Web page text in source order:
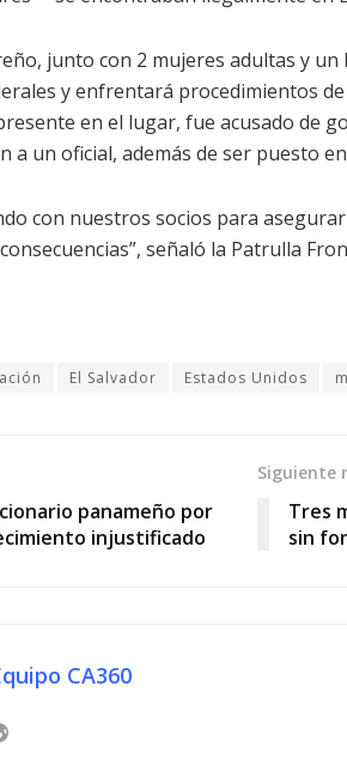
junto con 2 mujeres adultas y
y enfrentará procedimientos
en el lugar, fue acusado de
a un oficial, además de ser puesto
con nuestros socios para
señaló la Patrulla
El Salvador Estados Unidos
panameño por
injustificado
Siguiente
Tres
sin
CA360